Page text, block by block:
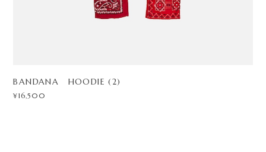
BANDANA HOODIE (2)
¥16,500